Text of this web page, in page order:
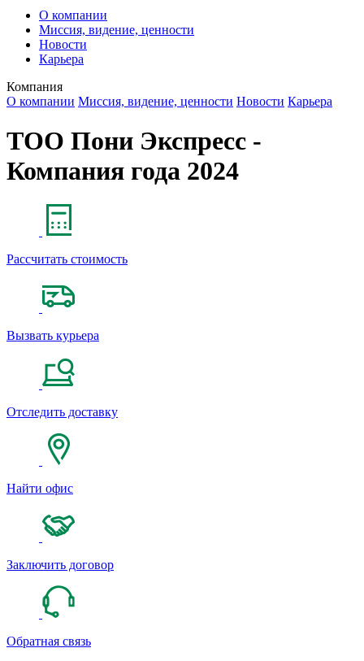
О компании
Миссия, видение, ценности
Новости
Карьера
Компания
О компании Миссия, видение, ценности Новости Карьера
ТОО Пони Экспресс -
Компания года 2024
Рассчитать стоимость
Вызвать курьера
Отследить доставку
Найти офис
Заключить договор
Обратная связь